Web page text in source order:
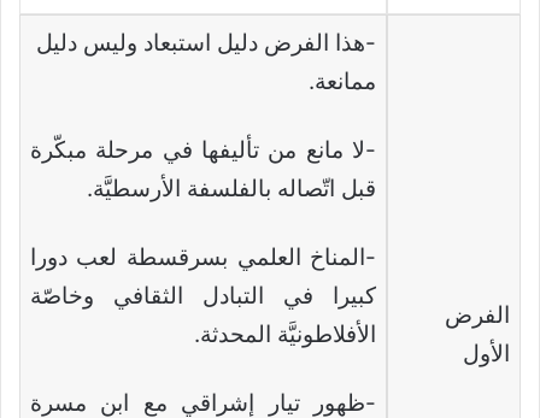
الفرض
الأول
-هذا الفرض دليل استبعاد وليس دليل
ممانعة.
-لا مانع من تأليفها في مرحلة مبكّرة
قبل اتّصاله بالفلسفة الأرسطيَّة.
-المناخ العلمي بسرقسطة لعب دورا
كبيرا في التبادل الثقافي وخاصّة
الأفلاطونيَّة المحدثة.
-ظهور تيار إشراقي مع ابن مسرة